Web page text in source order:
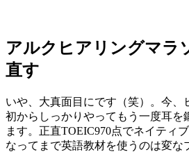
アルクヒアリングマラ
直す
いや、大真面目にです（笑）。今、
初からしっかりやってもう一度耳を
ます。正直TOEIC970点でネイティ
なってまで英語教材を使うのは変な